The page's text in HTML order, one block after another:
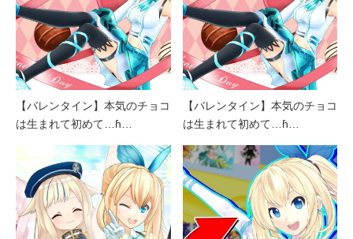
【バレンタイン】本気のチョコ
は生まれて初めて…ɦ…
【バレンタイン】本気のチョコ
は生まれて初めて…ɦ…